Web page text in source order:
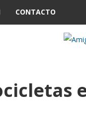
CONTACTO